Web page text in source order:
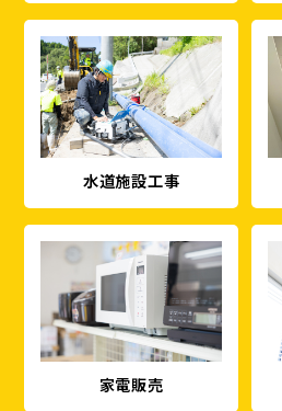
水道施設工事
家電販売